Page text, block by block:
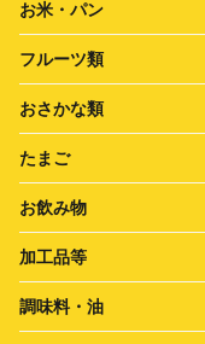
お米・パン
フルーツ類
おさかな類
たまご
お飲み物
加工品等
調味料・油